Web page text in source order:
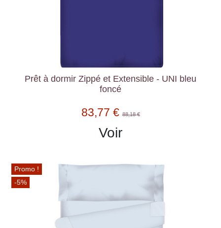
Prêt à dormir Zippé et Extensible - UNI bleu
foncé
83,77 €88,18 €
Voir
Promo !
-5%